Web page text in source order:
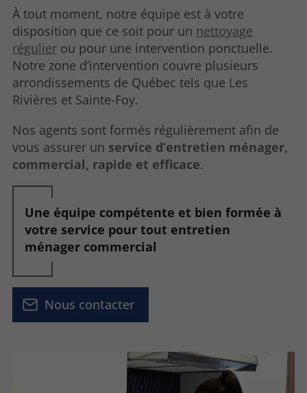
À tout moment, notre équipe est à votre
disposition que ce soit pour un nettoyage
régulier ou pour une intervention ponctuelle.
Notre zone d’intervention couvre plusieurs
arrondissements de Québec tels que Les
Rivières et Sainte-Foy.
Nos agents sont formés régulièrement afin de
vous assurer un service d’entretien ménager,
commercial, rapide et efficace.
Une équipe compétente et bien formée à
votre service pour tout entretien
ménager commercial
Nous contacter